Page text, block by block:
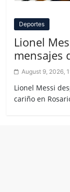
Deportes
Lionel
mensajes
August 9, 2026,
Lionel Messi
cariño en